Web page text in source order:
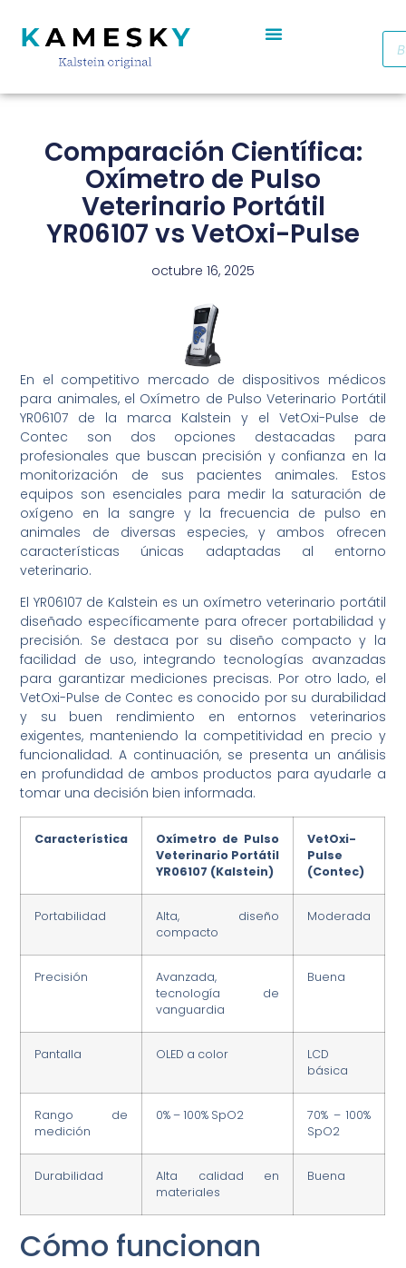
Comparación Científica:
Oxímetro de Pulso
Veterinario Portátil
YR06107 vs VetOxi-Pulse
octubre 16, 2025
En el competitivo mercado de dispositivos médicos
para animales, el Oxímetro de Pulso Veterinario Portátil
YR06107 de la marca Kalstein y el VetOxi-Pulse de
Contec son dos opciones destacadas para
profesionales que buscan precisión y confianza en la
monitorización de sus pacientes animales. Estos
equipos son esenciales para medir la saturación de
oxígeno en la sangre y la frecuencia de pulso en
animales de diversas especies, y ambos ofrecen
características únicas adaptadas al entorno
veterinario.
El YR06107 de Kalstein es un oxímetro veterinario portátil
diseñado específicamente para ofrecer portabilidad y
precisión. Se destaca por su diseño compacto y la
facilidad de uso, integrando tecnologías avanzadas
para garantizar mediciones precisas. Por otro lado, el
VetOxi-Pulse de Contec es conocido por su durabilidad
y su buen rendimiento en entornos veterinarios
exigentes, manteniendo la competitividad en precio y
funcionalidad. A continuación, se presenta un análisis
en profundidad de ambos productos para ayudarle a
tomar una decisión bien informada.
Característica
Oxímetro de Pulso
Veterinario Portátil
YR06107 (Kalstein)
VetOxi-
Pulse
(Contec)
Portabilidad
Alta, diseño
compacto
Moderada
Precisión
Avanzada,
tecnología de
vanguardia
Buena
Pantalla OLED a color
LCD
básica
Rango de
medición
0% – 100% SpO2
70% – 100%
SpO2
Durabilidad
Alta calidad en
materiales
Buena
Cómo funcionan